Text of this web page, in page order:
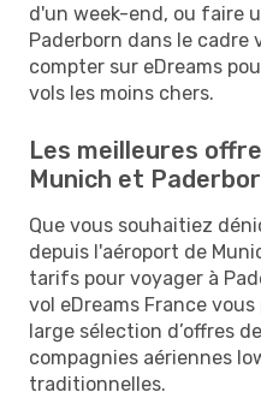
d'un week-end, ou faire
Paderborn dans le cadre
compter sur eDreams
vols les moins chers.
Les meilleures
Munich et
Que vous souhaitiez
depuis l'aéroport de
tarifs pour voyager à
vol eDreams France
large sélection d’offres
compagnies aériennes
traditionnelles.